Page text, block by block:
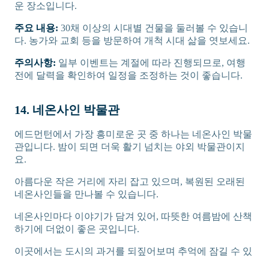
운 장소입니다.
주요 내용: 30채 이상의 시대별 건물을 둘러볼 수 있습니
다. 농가와 교회 등을 방문하여 개척 시대 삶을 엿보세요.
주의사항: 일부 이벤트는 계절에 따라 진행되므로, 여행
전에 달력을 확인하여 일정을 조정하는 것이 좋습니다.
14. 네온사인 박물관
에드먼턴에서 가장 흥미로운 곳 중 하나는 네온사인 박물
관입니다. 밤이 되면 더욱 활기 넘치는 야외 박물관이지
요.
아름다운 작은 거리에 자리 잡고 있으며, 복원된 오래된
네온사인들을 만나볼 수 있습니다.
네온사인마다 이야기가 담겨 있어, 따뜻한 여름밤에 산책
하기에 더없이 좋은 곳입니다.
이곳에서는 도시의 과거를 되짚어보며 추억에 잠길 수 있